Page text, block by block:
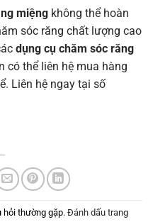
miệng không thể hoàn
sóc răng chất lượng cao
dụng cụ chăm sóc răng
có thể liên hệ mua hàng
Liên hệ ngay tại số
hỏi thường gặp. Đánh dấu trang